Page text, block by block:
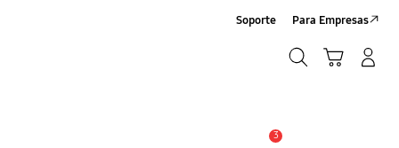
Soporte Para Empresas
3